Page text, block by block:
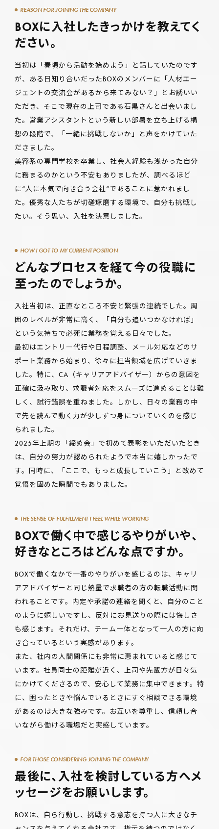
REASON FOR JOINING THE COMPANY
BOXに入社したきっかけを教えてく
ださい。
当初は「春頃から活動を始めよう」と話していたのです
が、ある日知り合いだったBOXのメンバーに「人材エー
ジェントの交流会があるから来てみない？」とお誘いい
ただき、そこで現在の上司である石黒さんと出会いまし
た。営業アシスタントという新しい部署を立ち上げる構
想の段階で、「一緒に挑戦しないか」と声をかけていた
だきました。
美容系の専門学校を卒業し、社会人経験も浅かった自分
に務まるのかという不安もありましたが、調べるほど
に“人に本気で向き合う会社”であることに惹かれまし
た。優秀な人たちが切磋琢磨する環境で、自分も挑戦し
たい。そう思い、入社を決意しました。
HOW I GOT TO MY CURRENT POSITION
どんなプロセスを経て今の役職に
至ったのでしょうか。
入社当初は、正直なところ不安と緊張の連続でした。周
囲のレベルが非常に高く、「自分も追いつかなければ」
という気持ちで必死に業務を覚える日々でした。
最初はエントリー代行や日程調整、メール対応などのサ
ポート業務から始まり、徐々に担当領域を広げていきま
した。特に、CA（キャリアアドバイザー）からの意図を
正確に汲み取り、求職者対応をスムーズに進めることは難
しく、試行錯誤を重ねました。しかし、日々の業務の中
で先を読んで動く力が少しずつ身についていくのを感じ
られました。
2025年上期の「締め会」で初めて表彰をいただいたとき
は、自分の努力が認められたようで本当に嬉しかったで
す。同時に、「ここで、もっと成長していこう」と改めて
覚悟を固めた瞬間でもありました。
THE SENSE OF FULFILLMENT I FEEL WHILE WORKING
BOXで働く中で感じるやりがいや、
好きなところはどんな点ですか。
BOXで働くなかで一番のやりがいを感じるのは、キャリ
アアドバイザーと同じ熱量で求職者の方の転職活動に関
われることです。内定や承諾の連絡を聞くと、自分のこと
のように嬉しいですし、反対にお見送りの際には悔しさ
も感じます。それだけ、チーム一体となって一人の方に向
き合っているという実感があります。
また、社内の人間関係にも非常に恵まれていると感じて
います。社員同士の距離が近く、上司や先輩方が日々気
にかけてくださるので、安心して業務に集中できます。特
に、困ったときや悩んでいるときにすぐ相談できる環境
があるのは大きな強みです。お互いを尊重し、信頼し合
いながら働ける職場だと実感しています。
FOR THOSE CONSIDERING JOINING THE COMPANY
最後に、入社を検討している方へメ
ッセージをお願いします。
BOXは、自ら行動し、挑戦する意志を持つ人に大きなチ